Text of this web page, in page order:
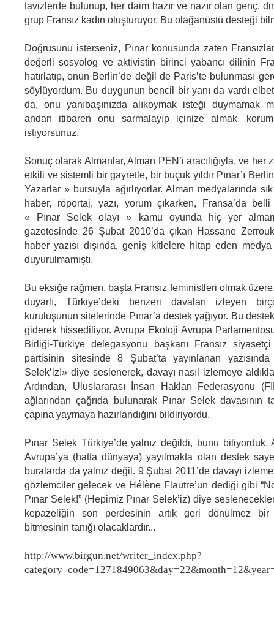
tavizlerde bulunup, her daim hazır ve nazır olan genç,
grup Fransız kadın oluşturuyor. Bu olağanüstü desteği
Doğrusunu isterseniz, Pınar konusunda zaten
değerli sosyolog ve aktivistin birinci yabancı dilinin
hatırlatıp, onun Berlin’de değil de Paris’te bulunması
söylüyordum. Bu duygunun bencil bir yanı da vardı
da, onu yanıbaşınızda alıkoymak isteği duymamak
andan itibaren onu sarmalayıp içinize almak,
istiyorsunuz.
Sonuç olarak Almanlar, Alman PEN’i aracılığıyla, ve her
etkili ve sistemli bir gayretle, bir buçuk yıldır Pınar’ı
Yazarlar » bursuyla ağırlıyorlar. Alman medyalarında
haber, röportaj, yazı, yorum çıkarken, Fransa’da belli
« Pınar Selek olayı » kamu oyunda hiç yer
gazetesinde 26 Şubat 2010’da çıkan Hassane
haber yazısı dışında, geniş kitlelere hitap eden
duyurulmamıştı.
Bu eksiğe rağmen, başta Fransız feministleri olmak
duyarlı, Türkiye’deki benzeri davaları izleyen
kuruluşunun sitelerinde Pınar’a destek yağıyor. Bu
giderek hissediliyor. Avrupa Ekoloji Avrupa
Birliği-Türkiye delegasyonu başkanı Fransız
partisinin sitesinde 8 Şubat’ta yayınlanan
Selek’iz!» diye seslenerek, davayı nasıl izlemeye
Ardından, Uluslararası İnsan Hakları Federasyonu
ağlarından çağrıda bulunarak Pınar Selek davasının
çapına yaymaya hazırlandığını bildiriyordu.
Pınar Selek Türkiye’de yalnız değildi, bunu biliyorduk.
Avrupa’ya (hatta dünyaya) yayılmakta olan destek
buralarda da yalnız değil. 9 Şubat 2011’de davayı
gözlemciler gelecek ve Hélène Flautre’un dediği gibi
Pınar Selek!” (Hepimiz Pınar Selek’iz) diye
kepazeliğin son perdesinin artık geri dönülmez bir
bitmesinin tanığı olacaklardır...
http://www.birgun.net/writer_index.php?